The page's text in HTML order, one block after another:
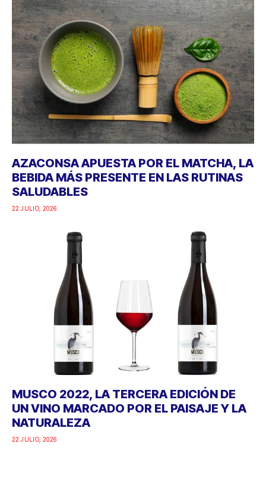
AZACONSA APUESTA POR EL MATCHA, LA
BEBIDA MÁS PRESENTE EN LAS RUTINAS
SALUDABLES
22 JULIO, 2026
MUSCO 2022, LA TERCERA EDICIÓN DE
UN VINO MARCADO POR EL PAISAJE Y LA
NATURALEZA
22 JULIO, 2026